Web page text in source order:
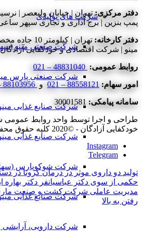
شرکت های تولیدی
شرکت صنعتی مینو
شرکت صنعتی پارس
شرکت صنایع غذایی
شرکت صنایع غذایی
شرکت شوکوپارس
شرکت صنایع غذایی
شرکت دارویی، آرایشی
دفتر مرکزی:تهران | خیابان ولیعصر |
پمپ بنزین | برج اداری و تجاری سپهر ساعی
دفتر کارخانه:
تهران |
مینو | شرکت اقتصادی و خودکفایی آزادگان
روابط عمومی:
امور سهام: 88558121 – 021 و
سامانه پیامکی:
طراحی و اجرا توسط واحد روابط
خودکفایی آزادگان - ©2020 کلیه حقوق محفوظ می‌باشد
Instagram
Telegram
تولید دو داروی موثر در درمان کرونا در
حکمی از سوی دکتر عباسیانفر دکتر بهاره
مدیریت عاملی شرکت کشت و صنعت
رفتن به بالا